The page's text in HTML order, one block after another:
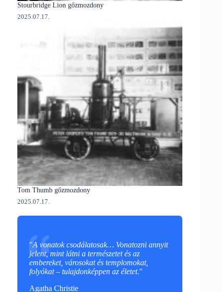
Stourbridge Lion gőzmozdony
2025.07.17.
Tom Thumb gőzmozdony
2025.07.17.
"A vonatok csodálatosak… Vonatozni annyit
jelent, mint látni a természetet és az
embereket, városokat és templomokat,
folyókat – tulajdonképpen az életet."
Agatha Christie